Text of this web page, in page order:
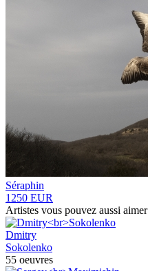
Séraphin
1250 EUR
Artistes vous pouvez aussi aimer
Dmitry
Sokolenko
55 oeuvres